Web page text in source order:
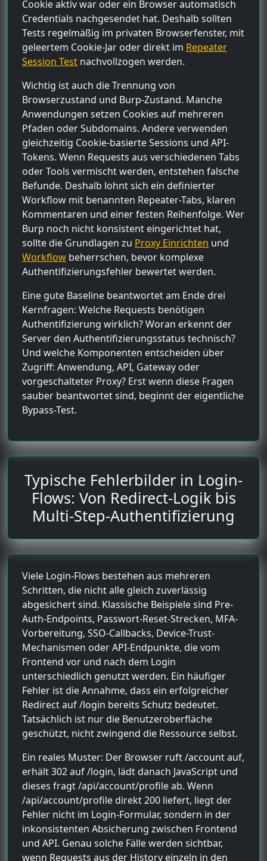
Cookie aktiv war oder ein Browser automatisch
Credentials nachgesendet hat. Deshalb sollten
Tests regelmäßig im privaten Browserfenster, mit
geleertem Cookie-Jar oder direkt im Repeater
Session Test nachvollzogen werden.
Wichtig ist auch die Trennung von
Browserzustand und Burp-Zustand. Manche
Anwendungen setzen Cookies auf mehreren
Pfaden oder Subdomains. Andere verwenden
gleichzeitig Cookie-basierte Sessions und API-
Tokens. Wenn Requests aus verschiedenen Tabs
oder Tools vermischt werden, entstehen falsche
Befunde. Deshalb lohnt sich ein definierter
Workflow mit benannten Repeater-Tabs, klaren
Kommentaren und einer festen Reihenfolge. Wer
Burp noch nicht konsistent eingerichtet hat,
sollte die Grundlagen zu Proxy Einrichten und
Workflow beherrschen, bevor komplexe
Authentifizierungsfehler bewertet werden.
Eine gute Baseline beantwortet am Ende drei
Kernfragen: Welche Requests benötigen
Authentifizierung wirklich? Woran erkennt der
Server den Authentifizierungsstatus technisch?
Und welche Komponenten entscheiden über
Zugriff: Anwendung, API, Gateway oder
vorgeschalteter Proxy? Erst wenn diese Fragen
sauber beantwortet sind, beginnt der eigentliche
Bypass-Test.
Typische Fehlerbilder in Login-
Flows: Von Redirect-Logik bis
Multi-Step-Authentifizierung
Viele Login-Flows bestehen aus mehreren
Schritten, die nicht alle gleich zuverlässig
abgesichert sind. Klassische Beispiele sind Pre-
Auth-Endpoints, Passwort-Reset-Strecken, MFA-
Vorbereitung, SSO-Callbacks, Device-Trust-
Mechanismen oder API-Endpunkte, die vom
Frontend vor und nach dem Login
unterschiedlich genutzt werden. Ein häufiger
Fehler ist die Annahme, dass ein erfolgreicher
Redirect auf /login bereits Schutz bedeutet.
Tatsächlich ist nur die Benutzeroberfläche
geschützt, nicht zwingend die Ressource selbst.
Ein reales Muster: Der Browser ruft /account auf,
erhält 302 auf /login, lädt danach JavaScript und
dieses fragt /api/account/profile ab. Wenn
/api/account/profile direkt 200 liefert, liegt der
Fehler nicht im Login-Formular, sondern in der
inkonsistenten Absicherung zwischen Frontend
und API. Genau solche Fälle werden sichtbar,
wenn Requests aus der History einzeln in den